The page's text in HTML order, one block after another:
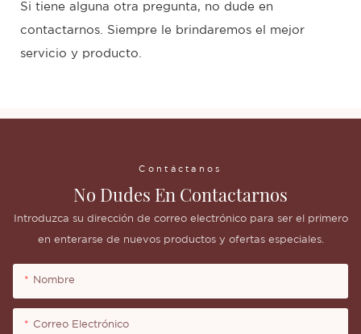
Si tiene alguna otra pregunta, no dude en
contactarnos. Siempre le brindaremos el mejor
servicio y producto.
Contáctanos
No Dudes En Contactarnos
Introduzca su dirección de correo electrónico para ser el primero
en enterarse de nuevos productos y ofertas especiales.
Nombre
Correo Electrónico